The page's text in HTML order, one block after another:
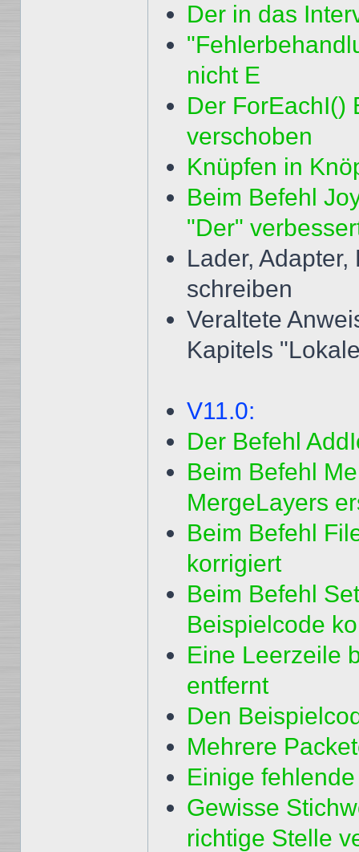
Der in das
nicht E
Der ForEachI()
verschoben
Knüpfen in
Beim Befehl
"Der"
Lader,
schreiben
Veraltete
Kapitels
V11.0:
Der Befehl
Beim Befehl
MergeLayers
Beim Befehl
korrigiert
Beim Befehl
Beispielcode
Eine Leerzeile
entfernt
Den
Mehrere
Einige
Gewisse
richtige Stelle